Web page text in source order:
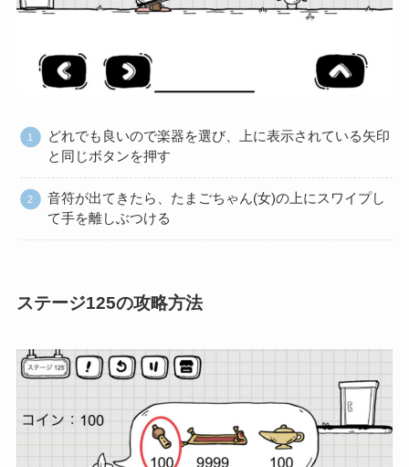
どれでも良いので楽器を選び、上に表示されている矢印
と同じボタンを押す
音符が出てきたら、たまごちゃん(女)の上にスワイプし
て手を離しぶつける
ステージ125の攻略方法